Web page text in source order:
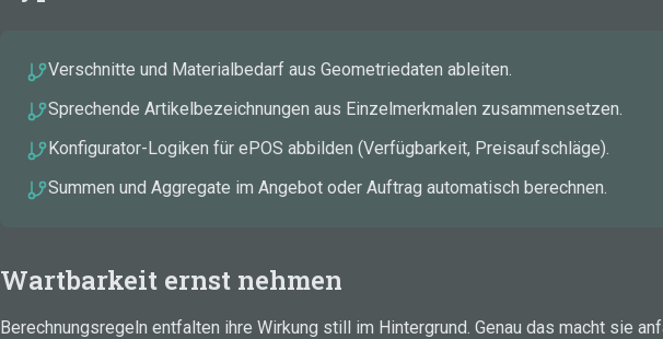
Verschnitte und Materialbedarf aus Geometriedaten ableiten.
Sprechende Artikelbezeichnungen aus Einzelmerkmalen zusammensetzen.
Konfigurator-Logiken für ePOS abbilden (Verfügbarkeit, Preisaufschläge).
Summen und Aggregate im Angebot oder Auftrag automatisch berechnen.
Wartbarkeit ernst nehmen
Berechnungsregeln entfalten ihre Wirkung still im Hintergrund. Genau das macht sie